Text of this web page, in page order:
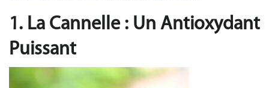
1. La Cannelle : Un Antioxydant
Puissant